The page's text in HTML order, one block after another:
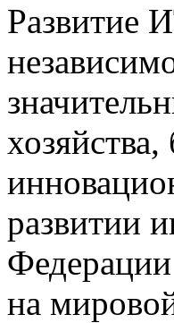
Развитие
развитии
на